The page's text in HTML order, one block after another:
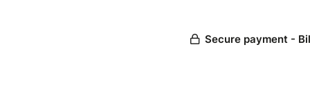
Secure payment -